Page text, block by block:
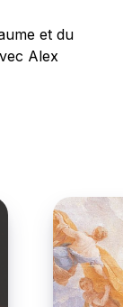
et du
Alex